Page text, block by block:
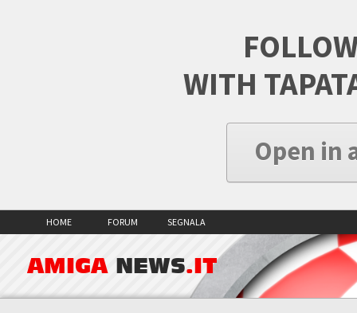
WITH
Open in
HOME FORUM SEGNALA
AMIGA NEWS.IT